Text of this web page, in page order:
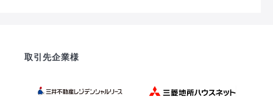
取引先企業様